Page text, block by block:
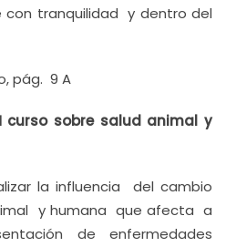
con tranquilidad y dentro del
pág. 9 A
curso sobre salud animal y
la influencia del cambio
y humana que afecta a
de enfermedades